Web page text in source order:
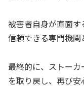
被害者自身が直面す
信頼できる専門機関
最終的に、ストー
を取り戻し、再び